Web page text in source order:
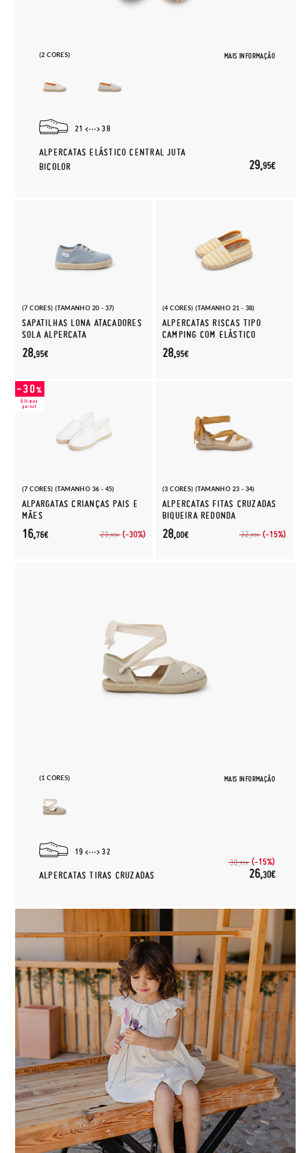
(2 CORES) MAIS INFORMAÇÃO
21 38
ALPERCATAS ELÁSTICO CENTRAL JUTA
BICOLOR
29,95€
(7 CORES) (TAMANHO 20 - 37)
SAPATILHAS LONA ATACADORES
SOLA ALPERCATA
28,95€
(4 CORES) (TAMANHO 21 - 38)
ALPERCATAS RISCAS TIPO
CAMPING COM ELÁSTICO
28,95€
(7 CORES) (TAMANHO 36 - 45)
ALPARGATAS CRIANÇAS PAIS E
MÃES
23,95€ (-30%)
16,76€
(3 CORES) (TAMANHO 23 - 34)
ALPERCATAS FITAS CRUZADAS
BIQUEIRA REDONDA
32,95€ (-15%)
28,00€
(1 CORES) MAIS INFORMAÇÃO
19 32
ALPERCATAS TIRAS CRUZADAS
30,95€ (-15%)
26,30€